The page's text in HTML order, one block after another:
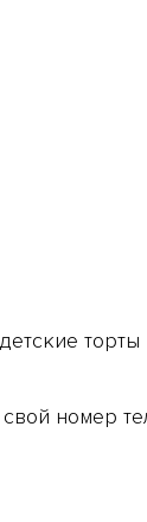
детские торты
свой номер